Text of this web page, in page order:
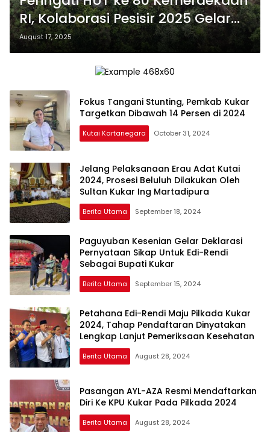
RI, Kolaborasi Pesisir 2025 Gelar
Pengibaran Bendera 25 x 15 Meter
di Tebing Batu Dinding
August 17, 2025
Fokus Tangani Stunting, Pemkab Kukar
Targetkan Dibawah 14 Persen di 2024
Kutai Kartanegara October 31, 2024
Jelang Pelaksanaan Erau Adat Kutai
2024, Prosesi Beluluh Dilakukan Oleh
Sultan Kukar Ing Martadipura
Berita Utama September 18, 2024
Paguyuban Kesenian Gelar Deklarasi
Pernyataan Sikap Untuk Edi-Rendi
Sebagai Bupati Kukar
Berita Utama September 15, 2024
Petahana Edi-Rendi Maju Pilkada Kukar
2024, Tahap Pendaftaran Dinyatakan
Lengkap Lanjut Pemeriksaan Kesehatan
Berita Utama August 28, 2024
Pasangan AYL-AZA Resmi Mendaftarkan
Diri Ke KPU Kukar Pada Pilkada 2024
Berita Utama August 28, 2024